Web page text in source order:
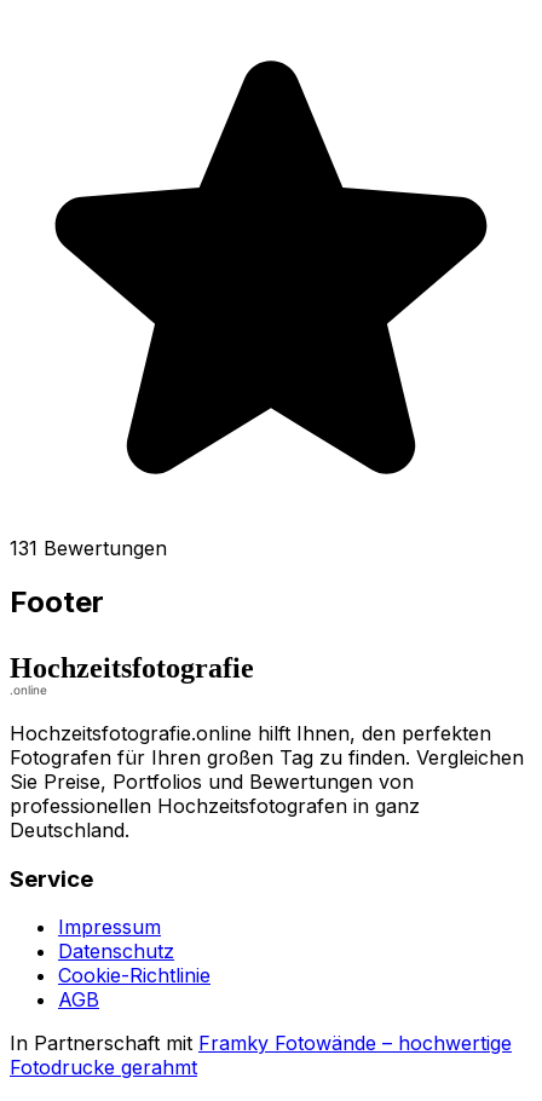
131 Bewertungen
Footer
Hochzeitsfotografie.online hilft Ihnen, den perfekten
Fotografen für Ihren großen Tag zu finden. Vergleichen
Sie Preise, Portfolios und Bewertungen von
professionellen Hochzeitsfotografen in ganz
Deutschland.
Service
Impressum
Datenschutz
Cookie-Richtlinie
AGB
In Partnerschaft mit Framky Fotowände – hochwertige
Fotodrucke gerahmt